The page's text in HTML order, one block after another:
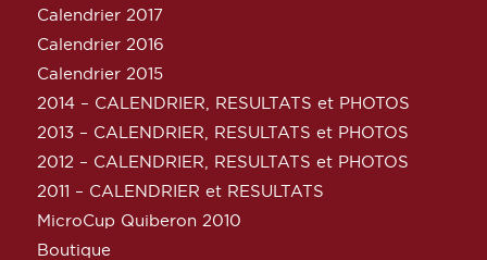
Calendrier 2017
Calendrier 2016
Calendrier 2015
2014 – CALENDRIER, RESULTATS et PHOTOS
2013 – CALENDRIER, RESULTATS et PHOTOS
2012 – CALENDRIER, RESULTATS et PHOTOS
2011 – CALENDRIER et RESULTATS
MicroCup Quiberon 2010
Boutique